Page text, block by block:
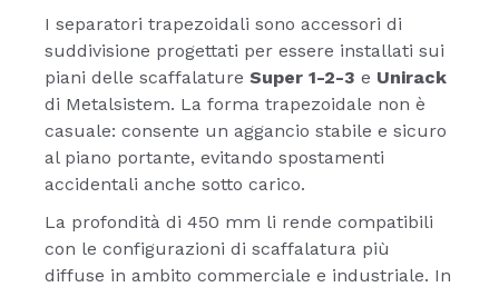
I separatori trapezoidali sono accessori di
suddivisione progettati per essere installati sui
piani delle scaffalatureSuper 1-2-3 e Unirack
di Metalsistem. La forma trapezoidale non è
casuale: consente un aggancio stabile e sicuro
al piano portante, evitando spostamenti
accidentali anche sotto carico.
La profondità di 450 mm li rende compatibili
con le configurazioni di scaffalatura più
diffuse in ambito commerciale e industriale. In